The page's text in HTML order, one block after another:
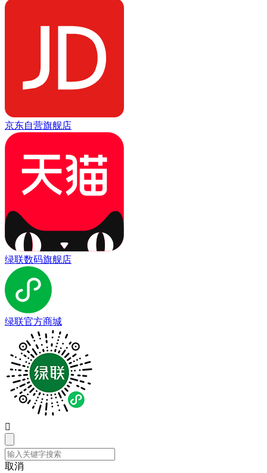
京东自营旗舰店
绿联数码旗舰店
绿联官方商城

取消